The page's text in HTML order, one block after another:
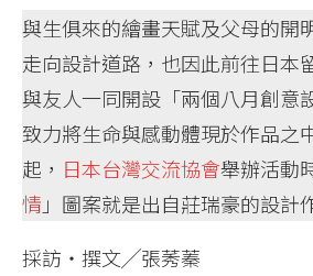
與生俱來的繪畫天賦及父母的開
走向設計道路，也因此前往日本
與友人一同開設「兩個八月創意
致力將生命與感動體現於作品之
起， 日本台灣交流協會舉辦活動
情 」圖案就是出自莊瑞豪的設計
採訪‧撰文╱張莠蓁